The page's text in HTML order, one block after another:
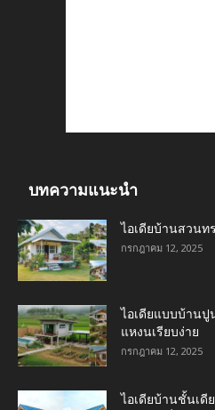
บทความแนะนำ
ไอเดียบ้านสวนท
กรกฎาคม 12, 2025
ไอเดียแบบบ้านปู
แหงนเรียบง่าย
กรกฎาคม 12, 2025
ไอเดียบ้านชั้นเดี